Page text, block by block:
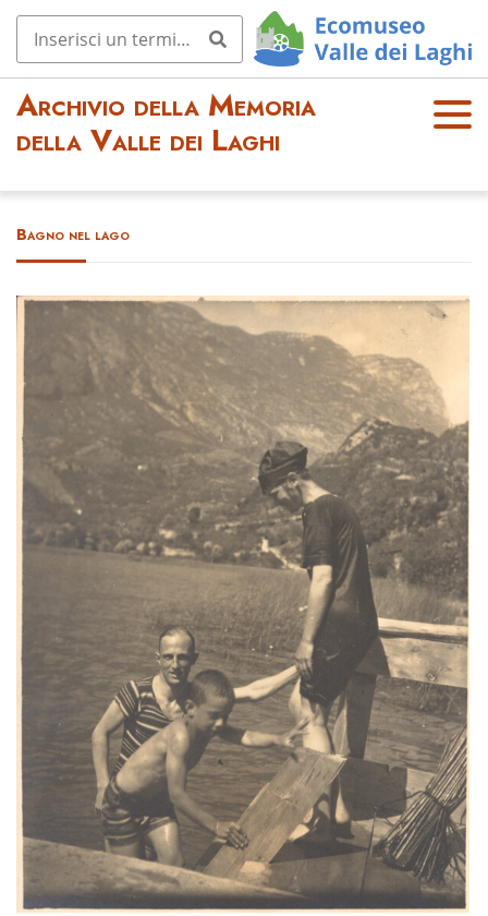
Archivio della Memoria
della Valle dei Laghi
OPE
Bagno nel lago